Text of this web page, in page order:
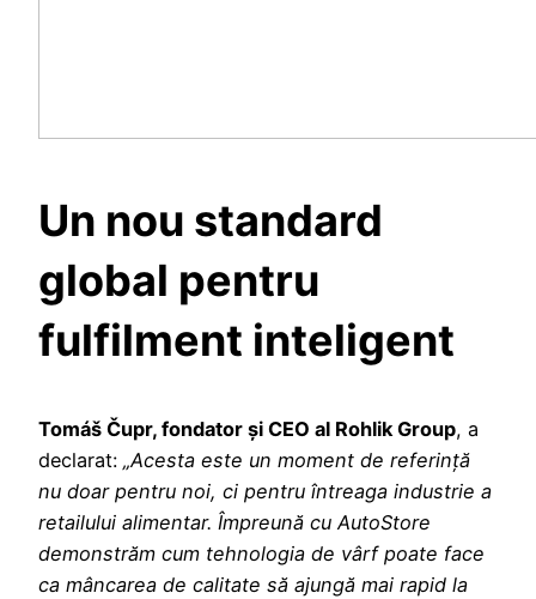
Un nou standard
global pentru
fulfilment inteligent
Tomáš Čupr, fondator și CEO al Rohlik Group, a
declarat: „Acesta este un moment de referință
nu doar pentru noi, ci pentru întreaga industrie a
retailului alimentar. Împreună cu AutoStore
demonstrăm cum tehnologia de vârf poate face
ca mâncarea de calitate să ajungă mai rapid la